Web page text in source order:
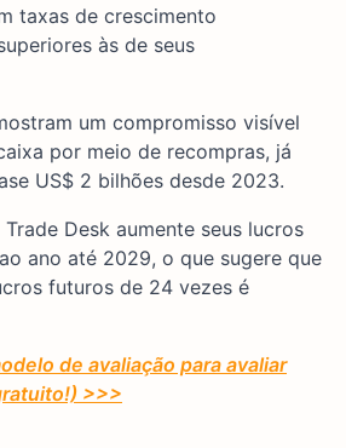
taxas de crescimento
às de seus
um compromisso visível
por meio de recompras, já
US$ 2 bilhões desde 2023.
Desk aumente seus lucros
ano até 2029, o que sugere que
futuros de 24 vezes é
de avaliação para avaliar
>>>